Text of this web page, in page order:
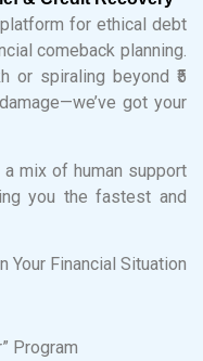
for ethical debt
comeback planning.
or spiraling beyond ₹5
got your
mix of human support
you the fastest and
Your Financial Situation
Program